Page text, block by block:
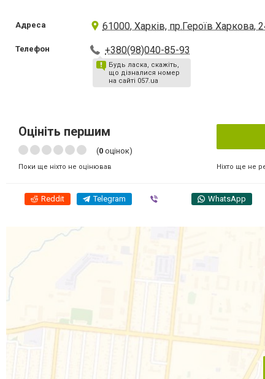
Адреса 61000, Харків, пр.Героїв Харкова,
Телефон +380(98)040-85-93
Будь ласка, скажіть,
що дізналися номер
на сайті 057.ua
Оцініть першим
(0 оцінок)
Поки ще ніхто не оцінював Ніхто ще не
Reddit Telegram WhatsApp